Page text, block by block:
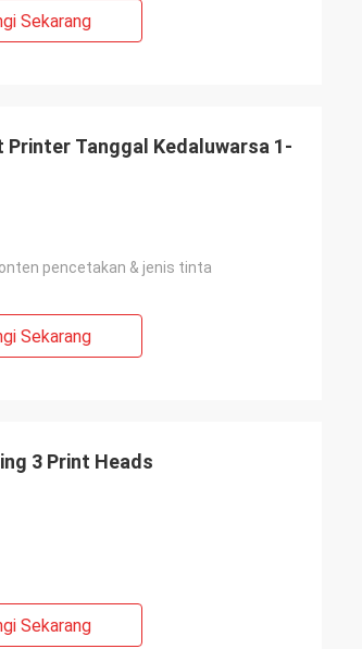
Sekarang
Tanggal Kedaluwarsa 1-
pencetakan & jenis tinta
Sekarang
3 Print Heads
Sekarang